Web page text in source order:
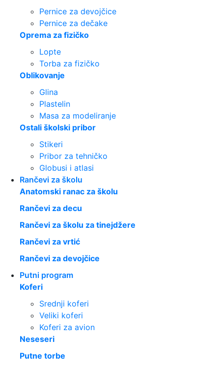
Pernice za devojčice
Pernice za dečake
Oprema za fizičko
Lopte
Torba za fizičko
Oblikovanje
Glina
Plastelin
Masa za modeliranje
Ostali školski pribor
Stikeri
Pribor za tehničko
Globusi i atlasi
Rančevi za školu
Anatomski ranac za školu
Rančevi za decu
Rančevi za školu za tinejdžere
Rančevi za vrtić
Rančevi za devojčice
Putni program
Koferi
Srednji koferi
Veliki koferi
Koferi za avion
Neseseri
Putne torbe